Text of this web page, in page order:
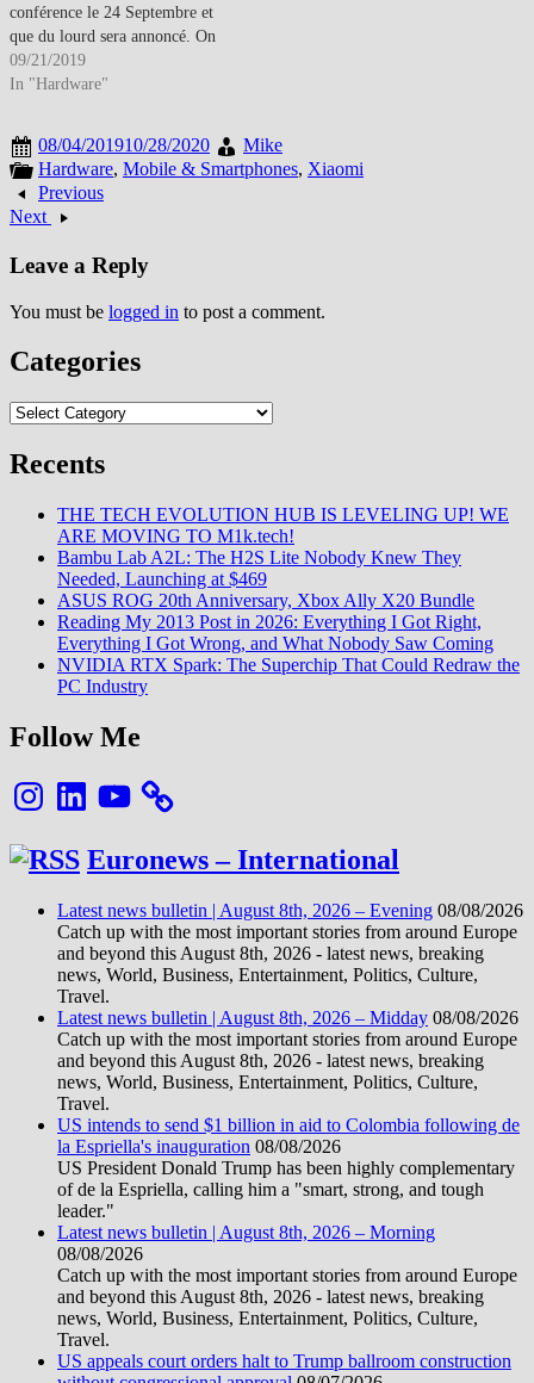
conférence le 24 Septembre et
que du lourd sera annoncé. On
pense alors au SD 865 dans
l'idée ou tout autre nom prenant
plus... De là à…
09/21/2019
In "Hardware"
08/04/201910/28/2020
Mike
Hardware, Mobile & Smartphones, Xiaomi
Previous
Next
Leave a Reply
You must be logged in to post a comment.
Categories
Categories
Recents
THE TECH EVOLUTION HUB IS LEVELING UP! WE
ARE MOVING TO M1k.tech!
Bambu Lab A2L: The H2S Lite Nobody Knew They
Needed, Launching at $469
ASUS ROG 20th Anniversary, Xbox Ally X20 Bundle
Reading My 2013 Post in 2026: Everything I Got Right,
Everything I Got Wrong, and What Nobody Saw Coming
NVIDIA RTX Spark: The Superchip That Could Redraw the
PC Industry
Follow Me
InstagramLinkedInYouTube
Euronews – International
Latest news bulletin | August 8th, 2026 – Evening 08/08/2026
Catch up with the most important stories from around Europe
and beyond this August 8th, 2026 - latest news, breaking
news, World, Business, Entertainment, Politics, Culture,
Travel.
Latest news bulletin | August 8th, 2026 – Midday 08/08/2026
Catch up with the most important stories from around Europe
and beyond this August 8th, 2026 - latest news, breaking
news, World, Business, Entertainment, Politics, Culture,
Travel.
US intends to send $1 billion in aid to Colombia following de
la Espriella's inauguration 08/08/2026
US President Donald Trump has been highly complementary
of de la Espriella, calling him a "smart, strong, and tough
leader."
Latest news bulletin | August 8th, 2026 – Morning
08/08/2026
Catch up with the most important stories from around Europe
and beyond this August 8th, 2026 - latest news, breaking
news, World, Business, Entertainment, Politics, Culture,
Travel.
US appeals court orders halt to Trump ballroom construction